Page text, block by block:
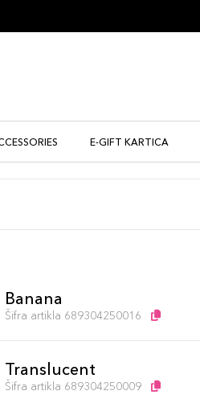
E-GIFT KARTICA
Banana
Šifra artikla 689304250016
Translucent
Šifra artikla 689304250009